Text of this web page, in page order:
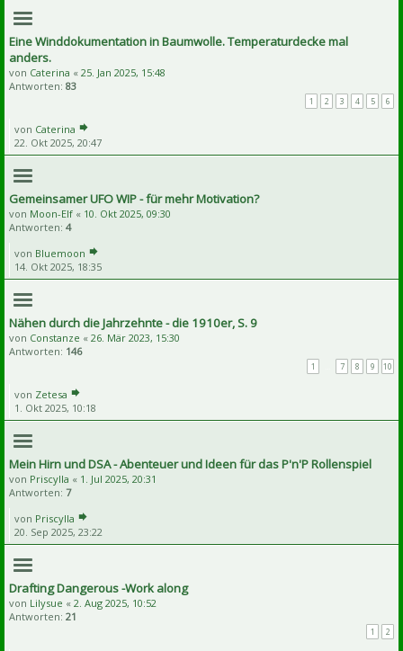
Eine Winddokumentation in Baumwolle. Temperaturdecke mal
anders.
von Caterina « 25. Jan 2025, 15:48
Antworten: 83
1 2 3 4 5 6
von Caterina
22. Okt 2025, 20:47
Gemeinsamer UFO WIP - für mehr Motivation?
von Moon-Elf « 10. Okt 2025, 09:30
Antworten: 4
von Bluemoon
14. Okt 2025, 18:35
Nähen durch die Jahrzehnte - die 1910er, S. 9
von Constanze « 26. Mär 2023, 15:30
Antworten: 146
1 7 8 9 10
von Zetesa
1. Okt 2025, 10:18
Mein Hirn und DSA - Abenteuer und Ideen für das P'n'P Rollenspiel
von Priscylla « 1. Jul 2025, 20:31
Antworten: 7
von Priscylla
20. Sep 2025, 23:22
Drafting Dangerous -Work along
von Lilysue « 2. Aug 2025, 10:52
Antworten: 21
1 2